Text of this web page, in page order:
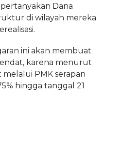
Dana
di wilayah mereka
ini akan membuat
karena menurut
PMK serapan
hingga tanggal 21